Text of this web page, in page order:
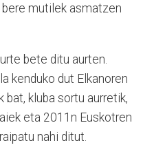
mutilek asmatzen
bete ditu aurten.
kenduko dut Elkanoren
kluba sortu aurretik,
eta 2011n Euskotren
nahi ditut.